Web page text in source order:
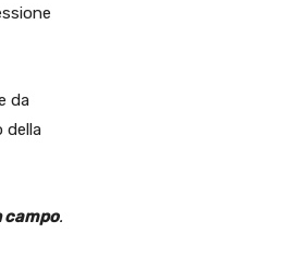
da
della
campo.